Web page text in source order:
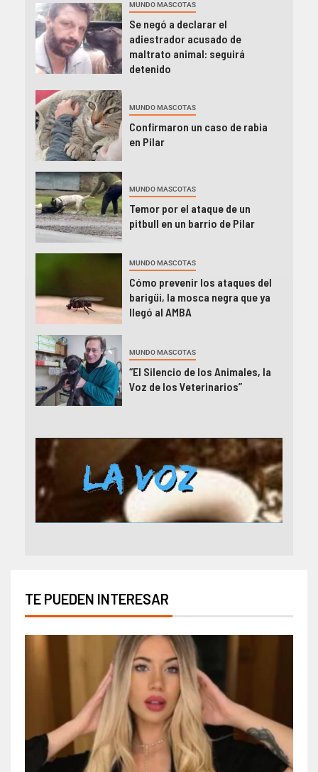
MUNDO MASCOTAS
Se negó a declarar el
adiestrador acusado de
maltrato animal: seguirá
detenido
MUNDO MASCOTAS
Confirmaron un caso de rabia
en Pilar
MUNDO MASCOTAS
Temor por el ataque de un
pitbull en un barrio de Pilar
MUNDO MASCOTAS
Cómo prevenir los ataques del
barigüí, la mosca negra que ya
llegó al AMBA
MUNDO MASCOTAS
“El Silencio de los Animales, la
Voz de los Veterinarios”
TE PUEDEN INTERESAR